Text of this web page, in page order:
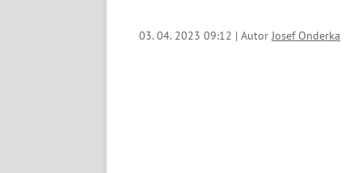
03. 04. 2023 09:12 | AutorJosef Onderka